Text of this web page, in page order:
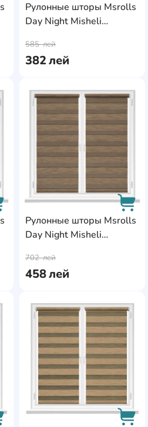
AddCardToCart
Рулонные шторы Msrolls
Day Night Misheli
0.55x1.70m
382лей
585лей
AddCardToFavourite
Рулонные шторы Msrolls
Day Night Misheli
0.70x1.70m
458лей
702лей
AddCardToFavourite